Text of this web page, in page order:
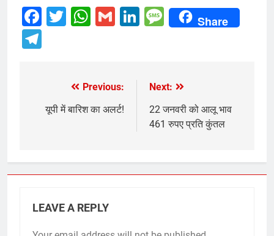
Facebook
Twitter
WhatsApp
GmailLinkedIn
Message
Share
navigation
Previous:
यूपी में बारिश का अलर्ट!
Next:
22 जनवरी को आलू भाव
461 रुपए प्रति कुंतल
LEAVE A REPLY